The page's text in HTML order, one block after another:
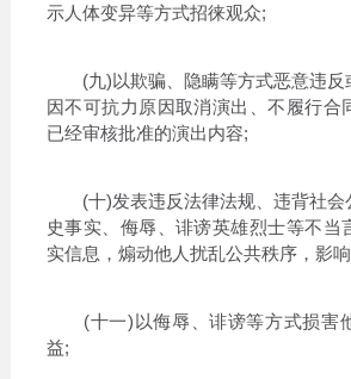
示人体变异等方式招徕观众;
(九)以欺骗、隐瞒等方式恶意违反
因不可抗力原因取消演出、不履行合
已经审核批准的演出内容;
(十)发表违反法律法规、违背社会
史事实、侮辱、诽谤英雄烈士等不当
实信息，煽动他人扰乱公共秩序，影
(十一)以侮辱、诽谤等方式损害
益;